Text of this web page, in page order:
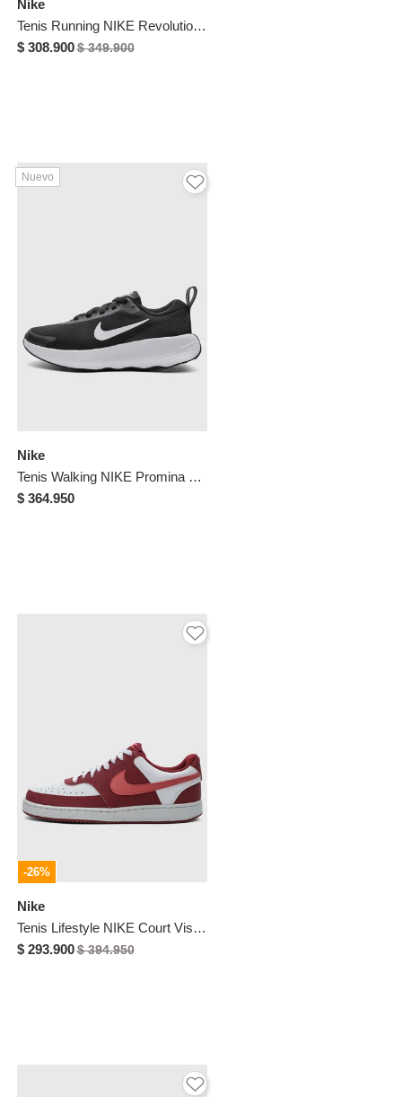
Nike
Tenis Running NIKE Revolution 8 Negro
$ 308.900$ 349.900
Nuevo
Nike
Tenis Walking NIKE Promina Negro
$ 364.950
-26%
Nike
Tenis Lifestyle NIKE Court Vision Low Rojo
$ 293.900$ 394.950